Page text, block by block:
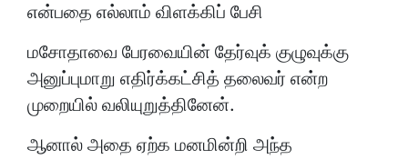
என்பதை எல்லாம் விளக்கிப் பேசி
மசோதாவை பேரவையின் தேர்வுக் குழுவுக்கு
அனுப்புமாறு எதிர்க்கட்சித் தலைவர் என்ற
முறையில் வலியுறுத்தினேன்.
ஆனால் அதை ஏற்க மனமின்றி அந்த